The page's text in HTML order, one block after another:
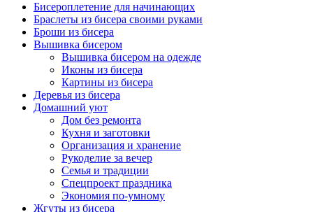
Бисероплетение для начинающих
Браслеты из бисера своими руками
Броши из бисера
Вышивка бисером
Вышивка бисером на одежде
Иконы из бисера
Картины из бисера
Деревья из бисера
Домашний уют
Дом без ремонта
Кухня и заготовки
Организация и хранение
Рукоделие за вечер
Семья и традиции
Спецпроект праздника
Экономия по-умному
Жгуты из бисера